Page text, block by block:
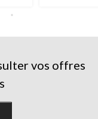
7
vos offres